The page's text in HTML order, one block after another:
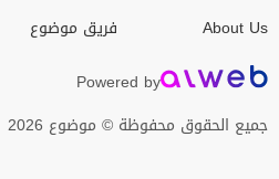
About Us
فريق موضوع
Powered by
جميع الحقوق محفوظة © موضوع 2026